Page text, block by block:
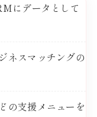
にデータとして
ネスマッチングの
の支援メニューを